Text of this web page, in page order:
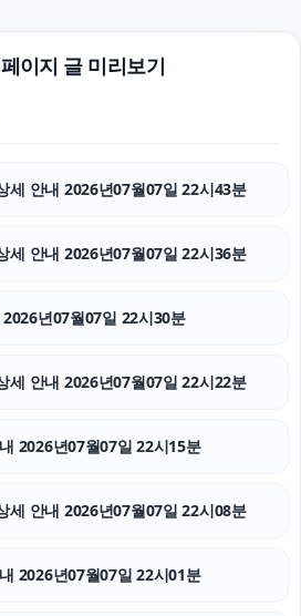
수원피부과
부산흥신소
상간남소송
안산이혼전문변호사
이지 글 미리보기
세 안내 2026년07월07일 22시43분
세 안내 2026년07월07일 22시36분
년07월07일 22시30분
세 안내 2026년07월07일 22시22분
2026년07월07일 22시15분
세 안내 2026년07월07일 22시08분
2026년07월07일 22시01분